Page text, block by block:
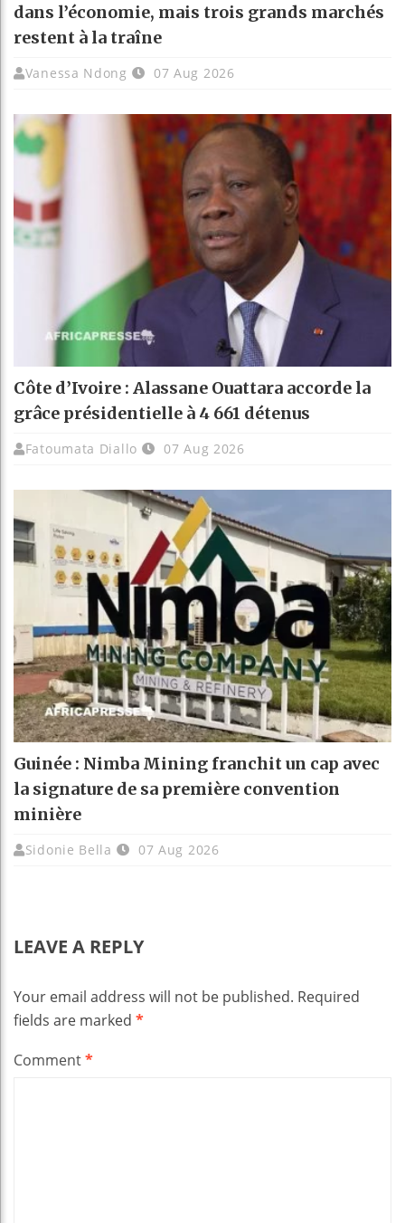
dans l’économie, mais trois grands marchés
restent à la traîne
Vanessa Ndong 07 Aug 2026
Côte d’Ivoire : Alassane Ouattara accorde la
grâce présidentielle à 4 661 détenus
Fatoumata Diallo 07 Aug 2026
Guinée : Nimba Mining franchit un cap avec
la signature de sa première convention
minière
Sidonie Bella 07 Aug 2026
LEAVE A REPLY
Your email address will not be published. Required
fields are marked *
Comment*